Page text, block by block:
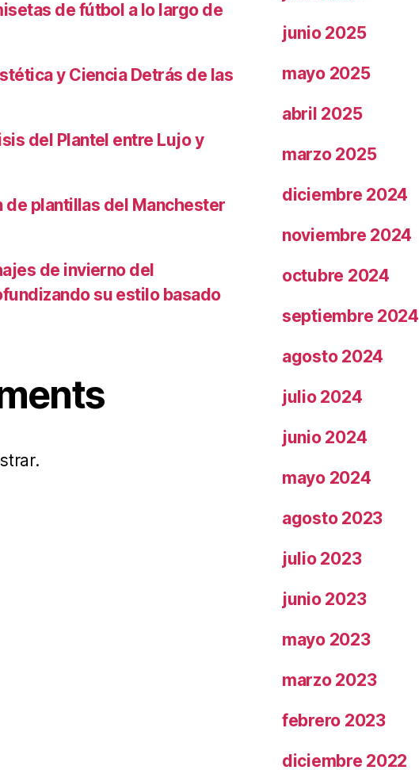
de fútbol a lo largo de
y Ciencia Detrás de las
del Plantel entre Lujo y
de plantillas del Manchester
de invierno del
su estilo basado
junio 2025
mayo 2025
abril 2025
marzo 2025
diciembre 2024
noviembre 2024
octubre 2024
septiembre 2024
agosto 2024
julio 2024
junio 2024
mayo 2024
agosto 2023
julio 2023
junio 2023
mayo 2023
marzo 2023
febrero 2023
diciembre 2022